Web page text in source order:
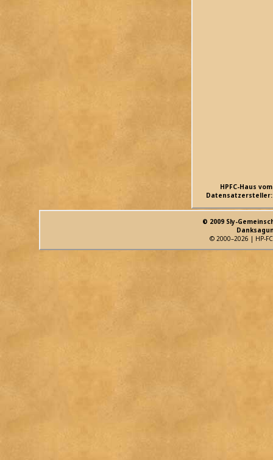
HPFC-Haus vom
Datensatzersteller:
© 2009 Sly-
© 2000–2026 | HP-